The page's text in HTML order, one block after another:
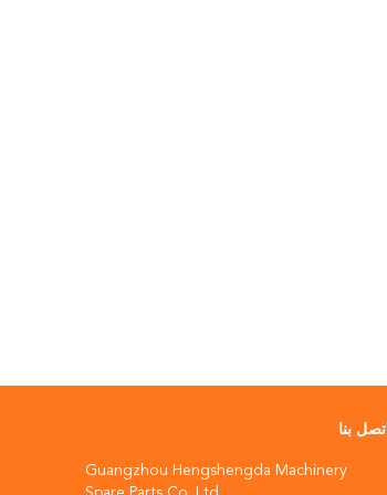
اتصل بنا
Guangzhou Hengshengda Machinery